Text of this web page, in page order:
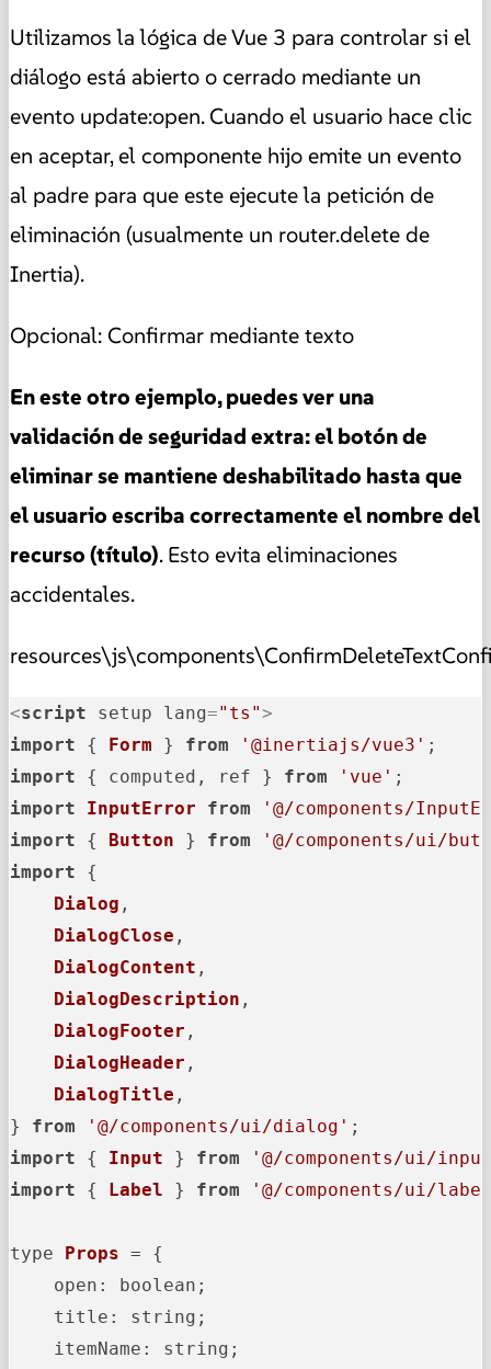
Utilizamos la lógica de Vue 3 para controlar si el
diálogo está abierto o cerrado mediante un
evento update:open. Cuando el usuario hace clic
en aceptar, el componente hijo emite un evento
al padre para que este ejecute la petición de
eliminación (usualmente un router.delete de
Inertia).
Opcional: Confirmar mediante texto
En este otro ejemplo, puedes ver una
validación de seguridad extra: el botón de
eliminar se mantiene deshabilitado hasta que
el usuario escriba correctamente el nombre del
recurso (título). Esto evita eliminaciones
accidentales.
<script setup lang="ts">
import { Form } from '@inertiajs/vue3'
import { computed, ref } from 'vue'
import
InputError from
'@/components/
import { Button } from
'@/components/ui/
import {
Dialog ,
DialogClose ,
DialogContent ,
DialogDescription ,
DialogFooter ,
DialogHeader ,
DialogTitle ,
} from '@/components/ui/dialog'
import { Input } from
'@/components/ui/
import { Label } from '@/components/ui/
type Props = {
open : boolean;
title : string;
itemName : string;